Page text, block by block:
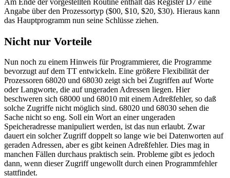
Am Ende der vorgestellten Routine enthält das Register D7 eine
Angabe über den Prozessortyp ($00, $10, $20, $30). Hieraus kann
das Hauptprogramm nun seine Schlüsse ziehen.
Nicht nur Vorteile
Nun noch zu einem Hinweis für Programmierer, die Programme
bevorzugt auf dem TT entwickeln. Eine größere Flexibilität der
Prozessoren 68020 und 68030 zeigt sich bei Zugriffen auf Worte
oder Langworte, die auf ungeraden Adressen liegen. Hier
beschweren sich 68000 und 68010 mit einem Adreßfehler, so daß
solche Zugriffe nicht möglich sind. 68020 und 68030 sehen die
Sache nicht so eng. Soll ein Wort an einer ungeraden
Speicheradresse manipuliert werden, ist das nun erlaubt. Zwar
dauert ein solcher Zugriff doppelt so lange wie bei Datenworten auf
geraden Adressen, aber es gibt keinen Adreßfehler. Dies mag in
manchen Fällen durchaus praktisch sein. Probleme gibt es jedoch
dann, wenn dieser Zugriff ungewollt durch einen Programmfehler
stattfindet.